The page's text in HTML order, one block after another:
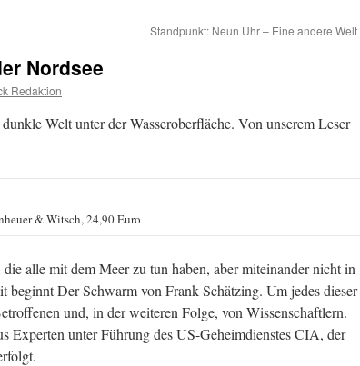
Standpunkt: Neun Uhr – Eine andere Welt
Nordsee
Redaktion
dunkle Welt unter der Wasseroberfläche. Von unserem Leser
& Witsch, 24,90 Euro
alle mit dem Meer zu tun haben, aber miteinander nicht in
beginnt Der Schwarm von Frank Schätzing. Um jedes dieser
und, in der weiteren Folge, von Wissenschaftlern.
Experten unter Führung des US-Geheimdienstes CIA, der